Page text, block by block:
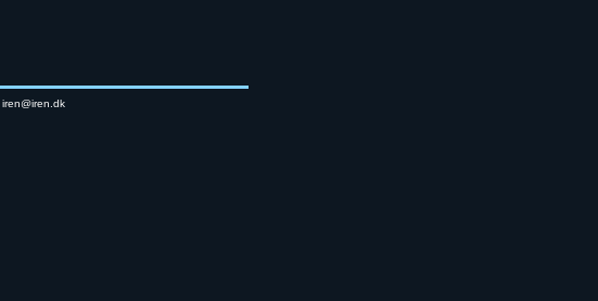
iren@iren.dk